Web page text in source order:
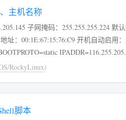
主机名称
自动启用：是 第一批信息编辑：/etc/sysconfig/network-scripts/ifcfg-
： DEVICE=eth0 BOOTPROTO=static
RockyLinux)
脚本